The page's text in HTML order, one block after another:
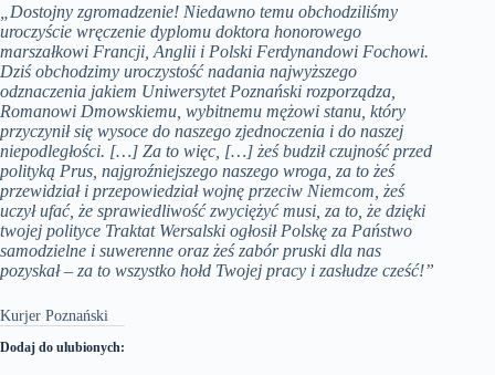
„Dostojny zgromadzenie! Niedawno temu obchodziliśmy
uroczyście wręczenie dyplomu doktora honorowego
marszałkowi Francji, Anglii i Polski Ferdynandowi Fochowi.
Dziś obchodzimy uroczystość nadania najwyższego
odznaczenia jakiem Uniwersytet Poznański rozporządza,
Romanowi Dmowskiemu, wybitnemu mężowi stanu, który
przyczynił się wysoce do naszego zjednoczenia i do naszej
niepodległości. […] Za to więc, […] żeś budził czujność przed
polityką Prus, najgroźniejszego naszego wroga, za to żeś
przewidział i przepowiedział wojnę przeciw Niemcom, żeś
uczył ufać, że sprawiedliwość zwyciężyć musi, za to, że dzięki
twojej polityce Traktat Wersalski ogłosił Polskę za Państwo
samodzielne i suwerenne oraz żeś zabór pruski dla nas
pozyskał – za to wszystko hołd Twojej pracy i zasłudze cześć!”
Kurjer Poznański
Dodaj do ulubionych: